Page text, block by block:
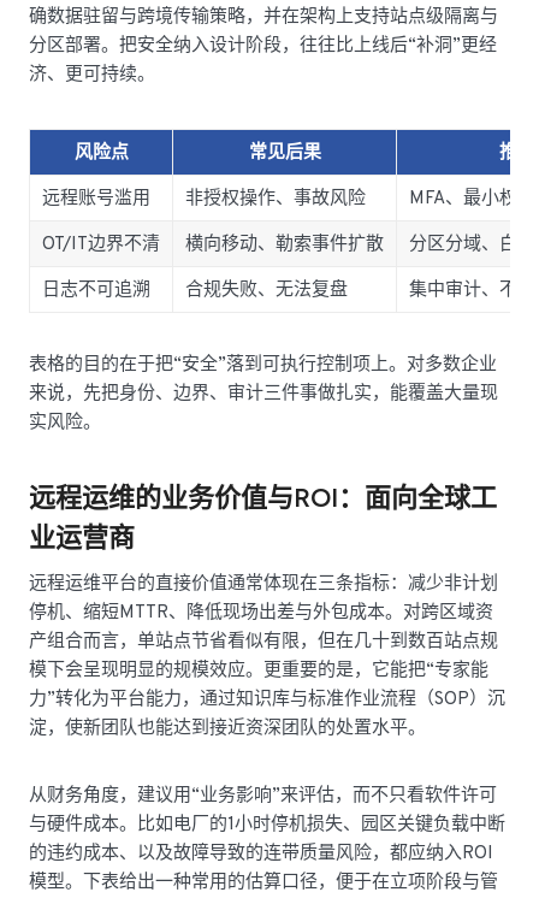
确数据驻留与跨境传输策略，并在架构上支持站点级隔离与
分区部署。把安全纳入设计阶段，往往比上线后“补洞”更经
济、更可持续。
风险点 常见后果
推
远程账号滥用
非授权操作、事故风险
MFA、最小权
OT/IT边界不清
横向移动、勒索事件扩散
分区分域、白
日志不可追溯
合规失败、无法复盘 集中审计、不
表格的目的在于把“安全”落到可执行控制项上。对多数企业
来说，先把身份、边界、审计三件事做扎实，能覆盖大量现
实风险。
远程运维的业务价值与ROI：面向全球工
业运营商
远程运维平台的直接价值通常体现在三条指标：减少非计划
停机、缩短MTTR、降低现场出差与外包成本。对跨区域资
产组合而言，单站点节省看似有限，但在几十到数百站点规
模下会呈现明显的规模效应。更重要的是，它能把“专家能
力”转化为平台能力，通过知识库与标准作业流程（SOP）沉
淀，使新团队也能达到接近资深团队的处置水平。
从财务角度，建议用“业务影响”来评估，而不只看软件许可
与硬件成本。比如电厂的1小时停机损失、园区关键负载中断
的违约成本、以及故障导致的连带质量风险，都应纳入ROI
模型。下表给出一种常用的估算口径，便于在立项阶段与管